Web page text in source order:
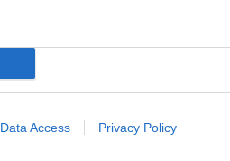
Data Access Privacy Policy